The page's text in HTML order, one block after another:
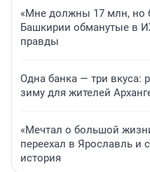
«Мне должны 17 млн, но
Башкирии обманутые в
правды
Одна банка — три вкуса:
зиму для жителей
«Мечтал о большой
переехал в Ярославль и
история